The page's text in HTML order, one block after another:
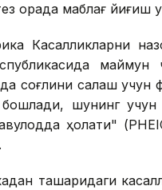
орада маблағ йиғиш
Касалликларни
соғлиқни сақлаш
бошлади, шунинг
ҳолати"
ташқаридаги